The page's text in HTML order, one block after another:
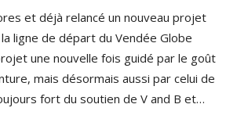
et déjà relancé un nouveau projet
ligne de départ du Vendée Globe
une nouvelle fois guidé par le goût
mais désormais aussi par celui de
fort du soutien de V and B et…